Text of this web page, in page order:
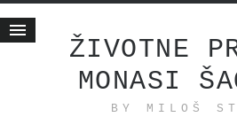
ŽIVOTNE
MONASI
BY MILOŠ
Životne priče